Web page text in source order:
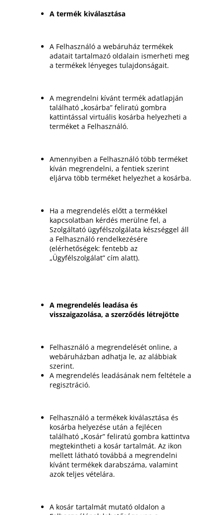
A termék kiválasztása
A Felhasználó a webáruház termékek
adatait tartalmazó oldalain ismerheti meg
a termékek lényeges tulajdonságait.
A megrendelni kívánt termék adatlapján
található „kosárba” feliratú gombra
kattintással virtuális kosárba helyezheti a
terméket a Felhasználó.
Amennyiben a Felhasználó több terméket
kíván megrendelni, a fentiek szerint
eljárva több terméket helyezhet a kosárba.
Ha a megrendelés előtt a termékkel
kapcsolatban kérdés merülne fel, a
Szolgáltató ügyfélszolgálata készséggel áll
a Felhasználó rendelkezésére
(elérhetőségek: fentebb az
„Ügyfélszolgálat” cím alatt).
A megrendelés leadása és
visszaigazolása, a szerződés létrejötte
Felhasználó a megrendelését online, a
webáruházban adhatja le, az alábbiak
szerint.
A megrendelés leadásának nem feltétele a
regisztráció.
Felhasználó a termékek kiválasztása és
kosárba helyezése után a fejlécen
található „Kosár” feliratú gombra kattintva
megtekintheti a kosár tartalmát. Az ikon
mellett látható továbbá a megrendelni
kívánt termékek darabszáma, valamint
azok teljes vételára.
A kosár tartalmát mutató oldalon a